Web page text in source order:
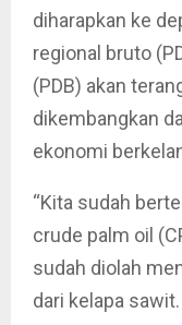
diharapkan ke
regional bruto
(PDB) akan
dikembangkan
ekonomi
“Kita sudah
crude palm oil
sudah diolah
dari kelapa